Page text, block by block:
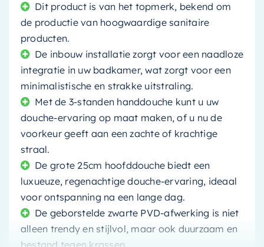
Dit product is van het topmerk, bekend om
de productie van hoogwaardige sanitaire
producten.
De inbouw installatie zorgt voor een naadloze
integratie in uw badkamer, wat zorgt voor een
minimalistische en strakke uitstraling.
Met de 3-standen handdouche kunt u uw
douche-ervaring op maat maken, of u nu de
voorkeur geeft aan een zachte of krachtige
straal.
De grote 25cm hoofddouche biedt een
luxueuze, regenachtige douche-ervaring, ideaal
voor ontspanning na een lange dag.
De geborstelde zwarte PVD-afwerking is niet
alleen trendy en stijlvol, maar ook duurzaam en